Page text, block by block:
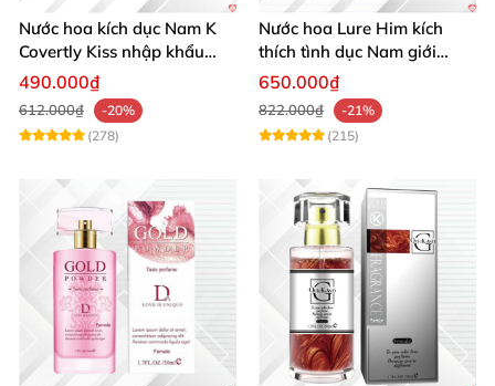
Nước hoa kích dục Nam K
Covertly Kiss nhập khẩu
chính hãng quyến rũ
490.000₫
612.000₫
-20%
(278)
Nước hoa Lure Him kích
thích tình dục Nam giới
không mùi loại cực mạnh
650.000₫
822.000₫
-21%
(215)